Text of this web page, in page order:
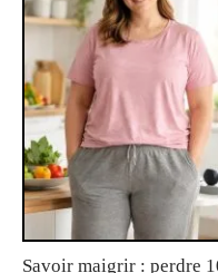
Savoir maigrir : perdre